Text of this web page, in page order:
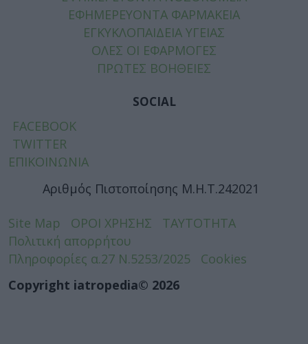
ΕΦΗΜΕΡΕΥΟΝΤΑ ΦΑΡΜΑΚΕΙΑ
ΕΓΚΥΚΛΟΠΑΙΔΕΙΑ ΥΓΕΙΑΣ
ΟΛΕΣ ΟΙ ΕΦΑΡΜΟΓΕΣ
ΠΡΩΤΕΣ ΒΟΗΘΕΙΕΣ
SOCIAL
FACEBOOK
TWITTER
ΕΠΙΚΟΙΝΩΝΙΑ
Αριθμός Πιστοποίησης Μ.Η.Τ.242021
Site Map ΟΡΟΙ ΧΡΗΣΗΣ
ΤΑΥΤΟΤΗΤΑ
Πολιτική απορρήτου
Πληροφορίες α.27 Ν.5253/2025
Cookies
Copyright iatropedia© 2026